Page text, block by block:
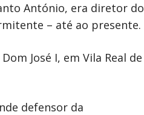
António, era diretor do
– até ao presente.
José I, em Vila Real de
defensor da